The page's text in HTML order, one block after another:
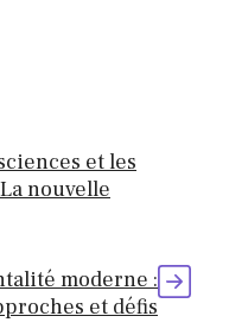
et les
nouvelle
moderne :
et défis